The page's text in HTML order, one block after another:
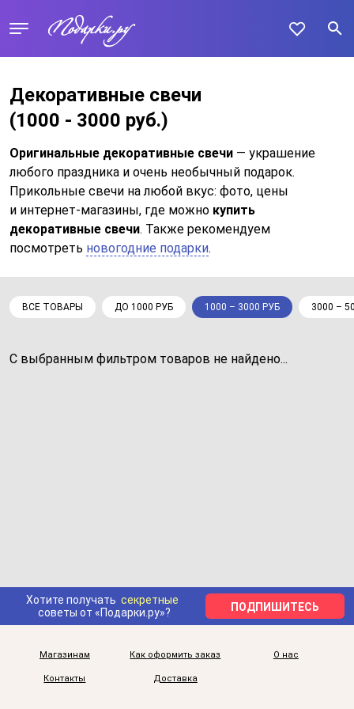
Декоративные свечи
(1000 - 3000 руб.)
Оригинальные декоративные свечи — украшение
любого праздника и очень необычный подарок.
Прикольные свечи на любой вкус: фото, цены
и интернет-магазины, где можно купить
декоративные свечи. Также рекомендуем
посмотреть новогодние подарки.
ВСЕ ТОВАРЫ ДО 1000 РУБ 1000 – 3000 РУБ 3000 –
С выбранным фильтром товаров не найдено...
Хотите получать секретные
советы от «Подарки.ру»?
ПОДПИШИТЕСЬ
Магазинам Как оформить заказ О нас
Контакты Доставка